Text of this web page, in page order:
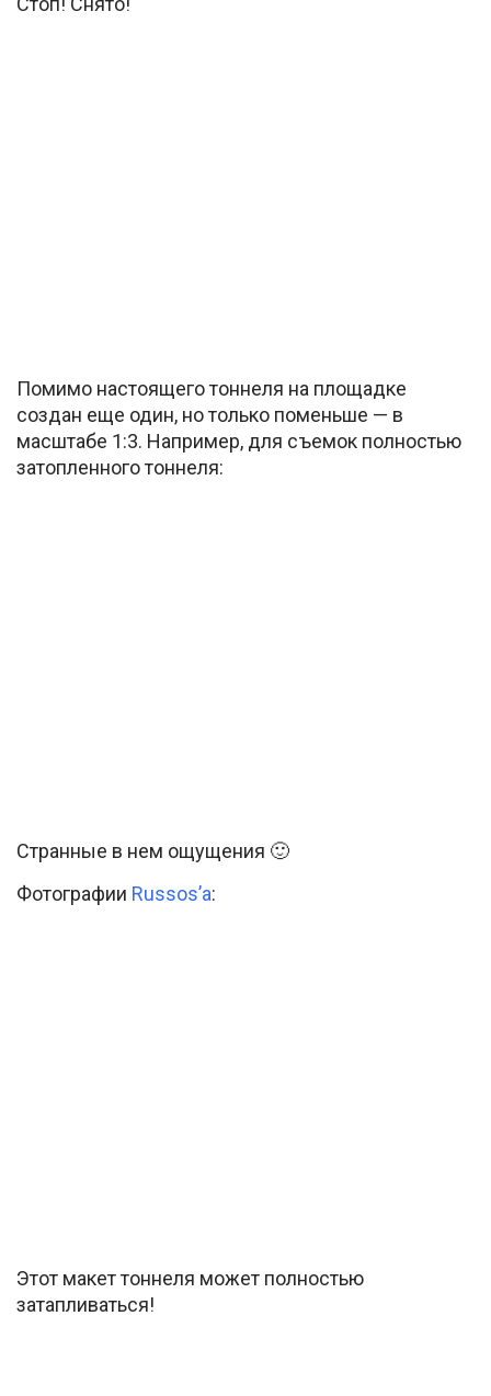
Помимо настоящего тоннеля на площадке
создан еще один, но только поменьше — в
масштабе 1:3. Например, для съемок полностью
затопленного тоннеля:
Странные в нем ощущения 🙂
Фотографии Russos’a:
Этот макет тоннеля может полностью
затапливаться!